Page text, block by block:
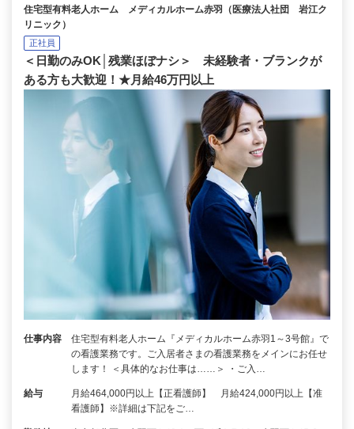
住宅型有料老人ホーム メディカルホーム赤羽（医療法人社団 岩江ク
リニック）
正社員
＜日勤のみOK│残業ほぼナシ＞ 未経験者・ブランクが
ある方も大歓迎！★月給46万円以上
仕事内容
住宅型有料老人ホーム『メディカルホーム赤羽1～3号館』で
の看護業務です。ご入居者さまの看護業務をメインにお任せ
します！ ＜具体的なお仕事は……＞ ・ご入…
給与
月給464,000円以上【正看護師】 月給424,000円以上【准
看護師】※詳細は下記をご…